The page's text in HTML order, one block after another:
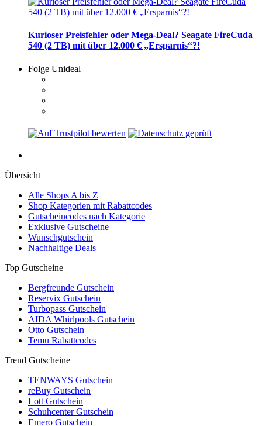
Kurioser Preisfehler oder Mega-Deal? Seagate FireCuda
540 (2 TB) mit über 12.000 € „Ersparnis“?!
Folge Unideal
Übersicht
Alle Shops A bis Z
Shop Kategorien mit Rabattcodes
Gutscheincodes nach Kategorie
Exklusive Gutscheine
Wunschgutschein
Nachhaltige Deals
Top Gutscheine
Bergfreunde Gutschein
Reservix Gutschein
Turbopass Gutschein
AIDA Whirlpools Gutschein
Otto Gutschein
Temu Rabattcodes
Trend Gutscheine
TENWAYS Gutschein
reBuy Gutschein
Lott Gutschein
Schuhcenter Gutschein
Emero Gutschein